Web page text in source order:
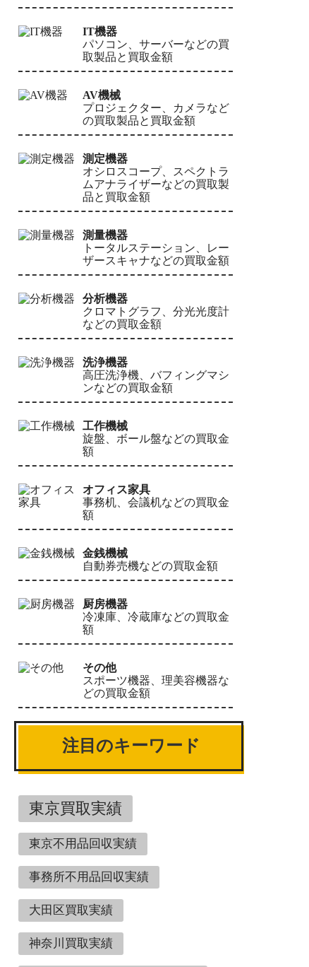
IT機器
パソコン、サーバーなどの買
取製品と買取金額
AV機械
プロジェクター、カメラなど
の買取製品と買取金額
測定機器
オシロスコープ、スペクトラ
ムアナライザーなどの買取製
品と買取金額
測量機器
トータルステーション、レー
ザースキャナなどの買取金額
分析機器
クロマトグラフ、分光光度計
などの買取金額
洗浄機器
高圧洗浄機、バフィングマシ
ンなどの買取金額
工作機械
旋盤、ボール盤などの買取金
額
オフィス家具
事務机、会議机などの買取金
額
金銭機械
自動券売機などの買取金額
厨房機器
冷凍庫、冷蔵庫などの買取金
額
その他
スポーツ機器、理美容機器な
どの買取金額
注目のキーワード
東京買取実績
東京不用品回収実績
事務所不用品回収実績
大田区買取実績
神奈川買取実績